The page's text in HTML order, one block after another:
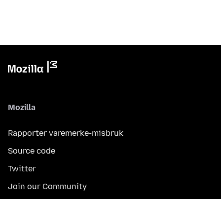
Mozilla
Rapporter varemerke-misbruk
Source code
Twitter
Join our Community